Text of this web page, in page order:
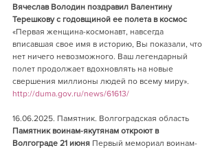
Вячеслав Володин поздравил Валентину
Терешкову с годовщиной ее полета в космос
«Первая женщина-космонавт, навсегда
вписавшая свое имя в историю, Вы показали, что
нет ничего невозможного. Ваш легендарный
полет продолжает вдохновлять на новые
свершения миллионы людей по всему миру».
http://duma.gov.ru/news/61613/
16.06.2025. Памятник. Волгоградская область
Памятник воинам-якутянам откроют в
Волгограде 21 июня Первый мемориал воинам-